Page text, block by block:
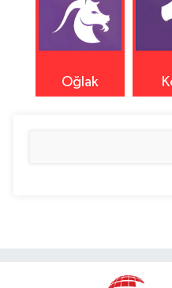
Oğlak